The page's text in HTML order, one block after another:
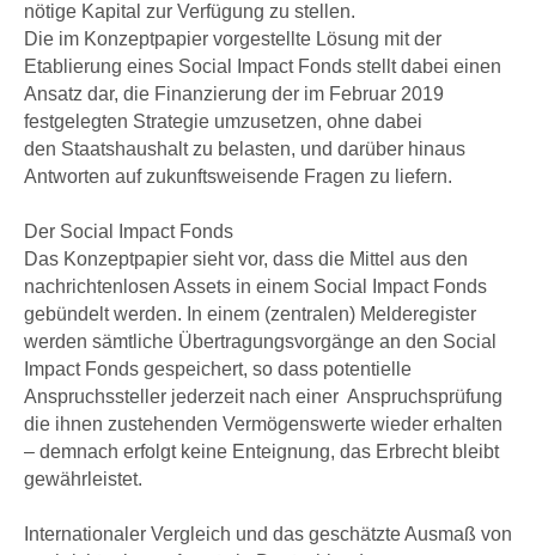
nötige Kapital zur Verfügung zu stellen.
Die im Konzeptpapier vorgestellte Lösung mit der
Etablierung eines Social Impact Fonds stellt dabei einen
Ansatz dar, die Finanzierung der im Februar 2019
festgelegten Strategie umzusetzen, ohne dabei
den Staatshaushalt zu belasten, und darüber hinaus
Antworten auf zukunftsweisende Fragen zu liefern.
Der Social Impact Fonds
Das Konzeptpapier sieht vor, dass die Mittel aus den
nachrichtenlosen Assets in einem Social Impact Fonds
gebündelt werden. In einem (zentralen) Melderegister
werden sämtliche Übertragungsvorgänge an den Social
Impact Fonds gespeichert, so dass potentielle
Anspruchssteller jederzeit nach einer Anspruchsprüfung
die ihnen zustehenden Vermögenswerte wieder erhalten
– demnach erfolgt keine Enteignung, das Erbrecht bleibt
gewährleistet.
Internationaler Vergleich und das geschätzte Ausmaß von